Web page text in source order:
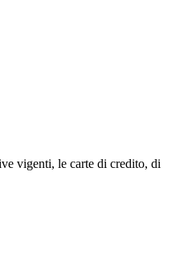
vigenti, le carte di credito, di